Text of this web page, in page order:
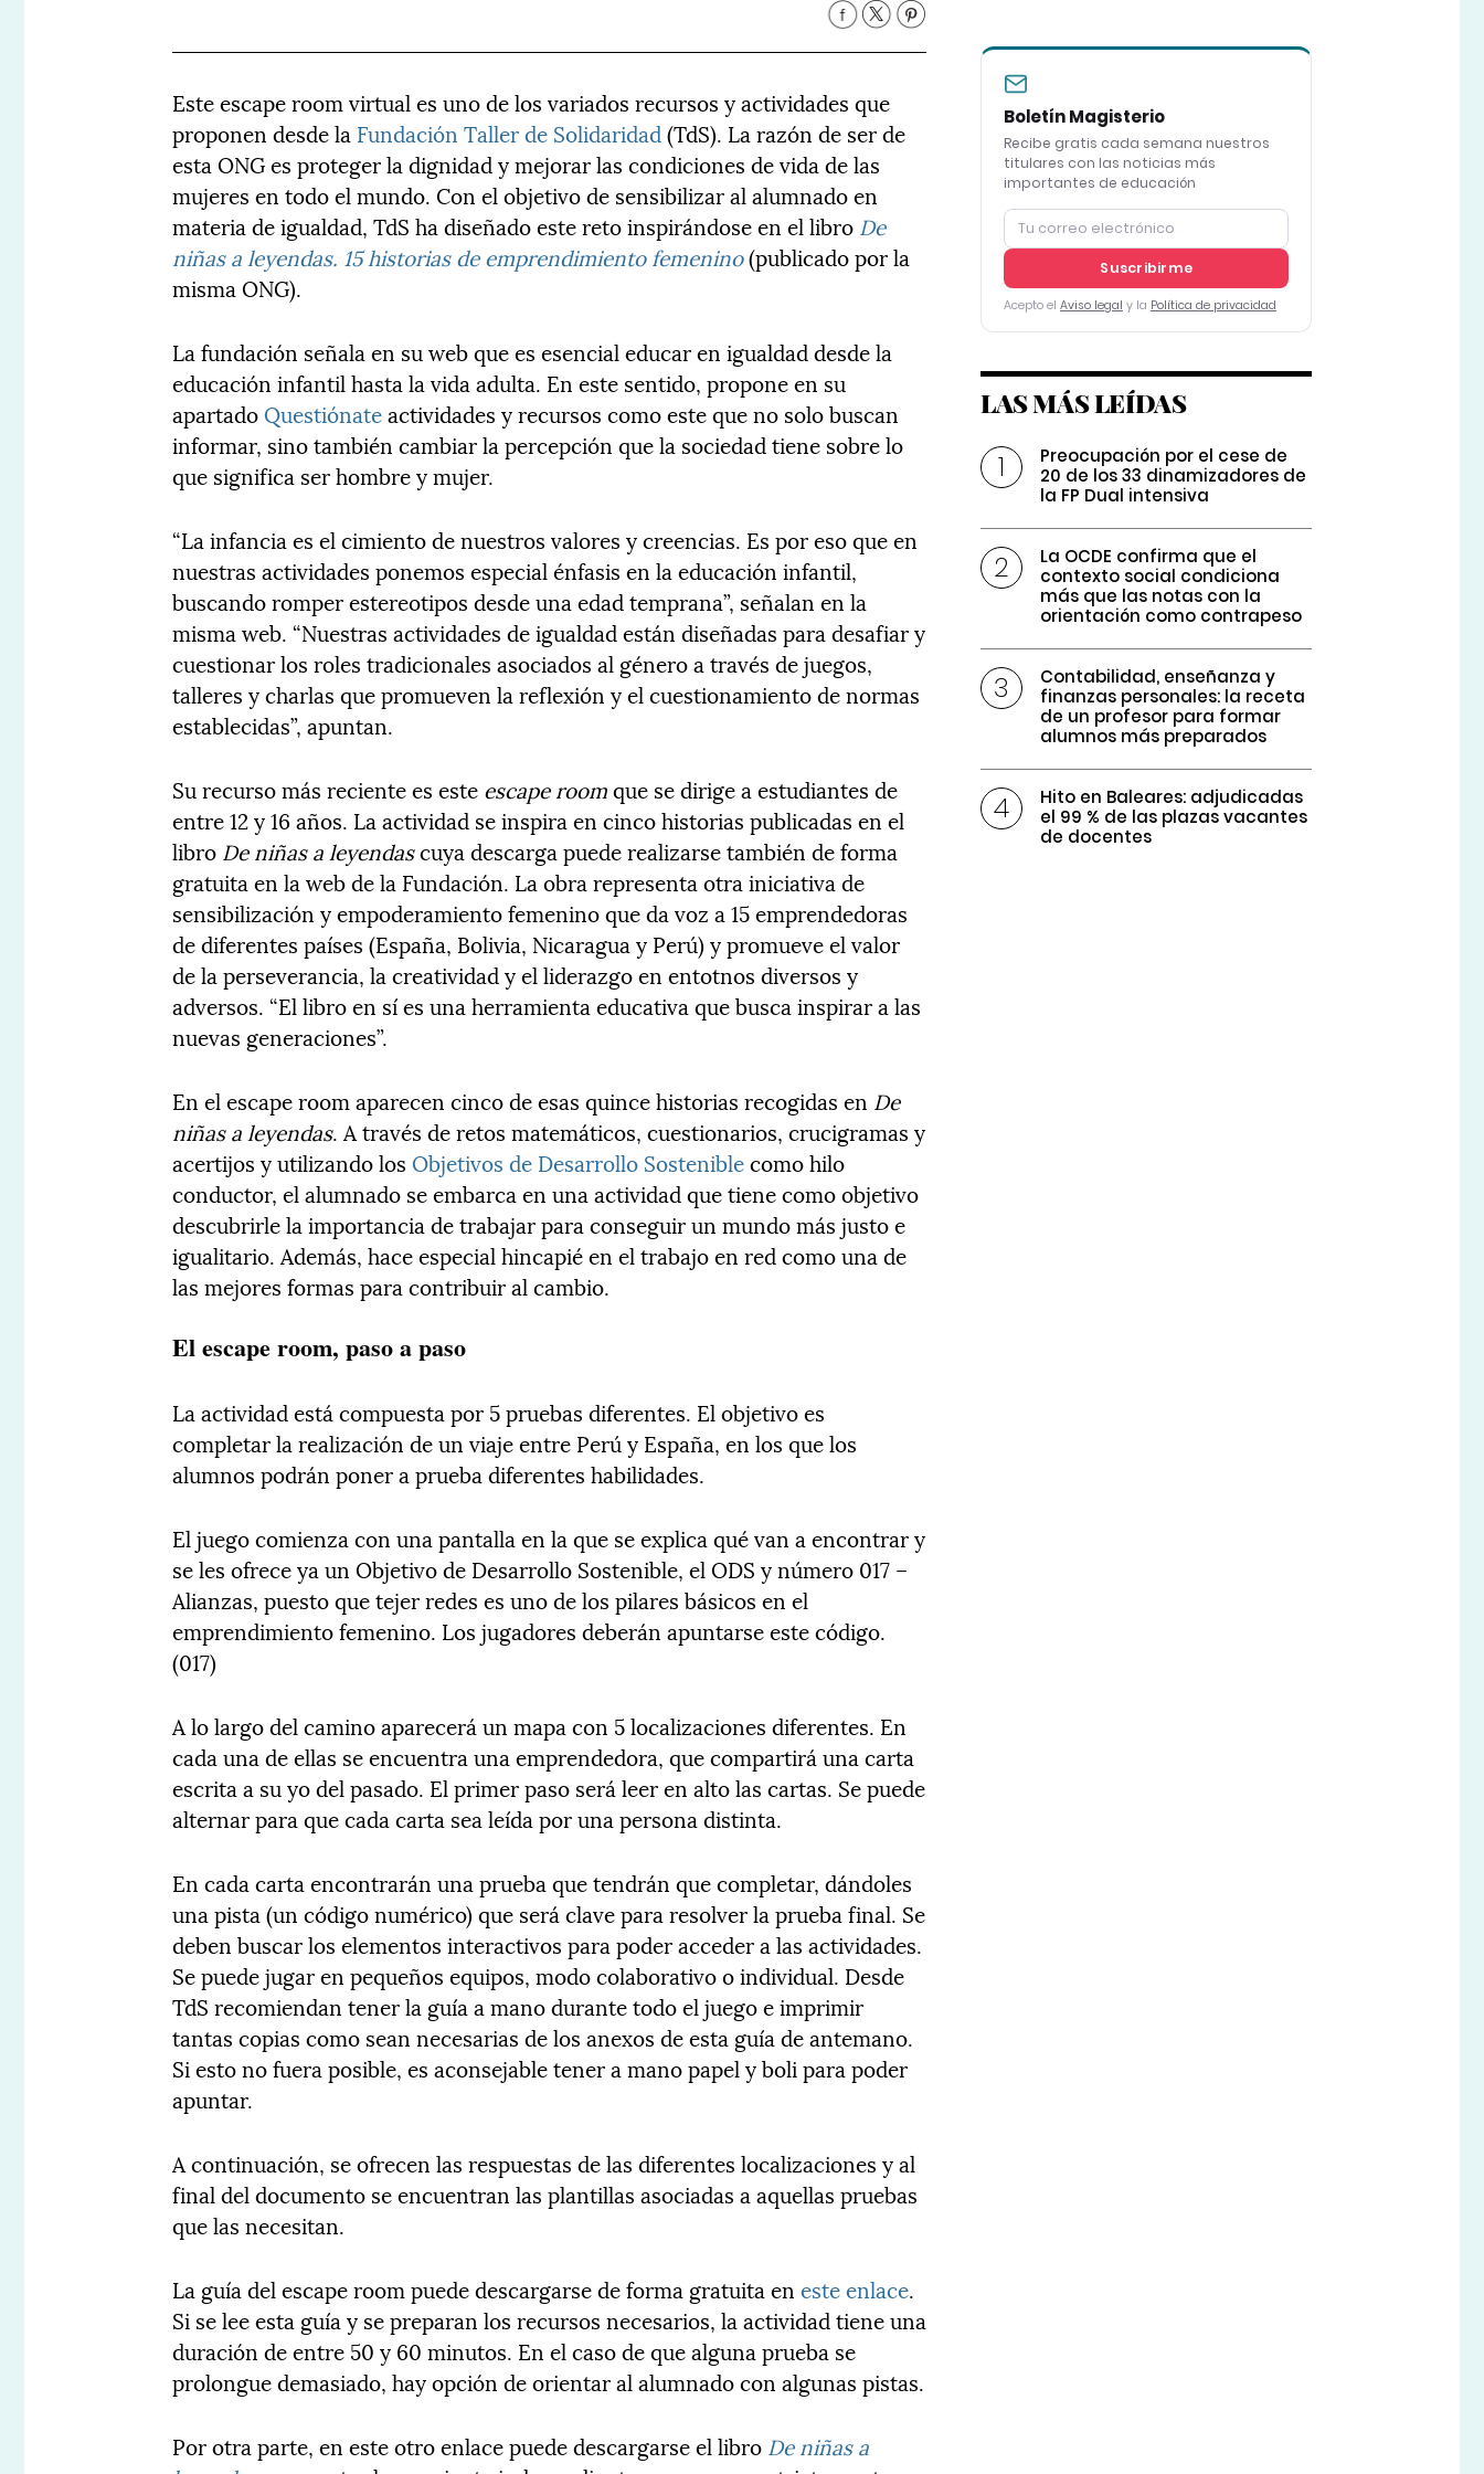
Este escape room virtual es uno de los variados recursos y actividades que
proponen desde la Fundación Taller de Solidaridad(TdS). La razón de ser de
esta ONG es proteger la dignidad y mejorar las condiciones de vida de las
mujeres en todo el mundo. Con el objetivo de sensibilizar al alumnado en
materia de igualdad, TdS ha diseñado este reto inspirándose en el libro De
niñas a leyendas. 15 historias de emprendimiento femenino(publicado por la
misma ONG).
La fundación señala en su web que es esencial educar en igualdad desde la
educación infantil hasta la vida adulta. En este sentido, propone en su
apartado Questiónateactividades y recursos como este que no solo buscan
informar, sino también cambiar la percepción que la sociedad tiene sobre lo
que significa ser hombre y mujer.
“La infancia es el cimiento de nuestros valores y creencias. Es por eso que en
nuestras actividades ponemos especial énfasis en la educación infantil,
buscando romper estereotipos desde una edad temprana”, señalan en la
misma web. “Nuestras actividades de igualdad están diseñadas para desafiar y
cuestionar los roles tradicionales asociados al género a través de juegos,
talleres y charlas que promueven la reflexión y el cuestionamiento de normas
establecidas”, apuntan.
Su recurso más reciente es este escape roomque se dirige a estudiantes de
entre 12 y 16 años. La actividad se inspira en cinco historias publicadas en el
libro De niñas a leyendascuya descarga puede realizarse también de forma
gratuita en la web de la Fundación. La obra representa otra iniciativa de
sensibilización y empoderamiento femenino que da voz a 15 emprendedoras
de diferentes países (España, Bolivia, Nicaragua y Perú) y promueve el valor
de la perseverancia, la creatividad y el liderazgo en entotnos diversos y
adversos. “El libro en sí es una herramienta educativa que busca inspirar a las
nuevas generaciones”.
En el escape room aparecen cinco de esas quince historias recogidas en De
niñas a leyendas. A través de retos matemáticos, cuestionarios, crucigramas y
acertijos y utilizando los Objetivos de Desarrollo Sosteniblecomo hilo
conductor, el alumnado se embarca en una actividad que tiene como objetivo
descubrirle la importancia de trabajar para conseguir un mundo más justo e
igualitario. Además, hace especial hincapié en el trabajo en red como una de
las mejores formas para contribuir al cambio.
El escape room, paso a paso
La actividad está compuesta por 5 pruebas diferentes. El objetivo es
completar la realización de un viaje entre Perú y España, en los que los
alumnos podrán poner a prueba diferentes habilidades.
El juego comienza con una pantalla en la que se explica qué van a encontrar y
se les ofrece ya un Objetivo de Desarrollo Sostenible, el ODS y número 017 –
Alianzas, puesto que tejer redes es uno de los pilares básicos en el
emprendimiento femenino. Los jugadores deberán apuntarse este código.
(017)
A lo largo del camino aparecerá un mapa con 5 localizaciones diferentes. En
cada una de ellas se encuentra una emprendedora, que compartirá una carta
escrita a su yo del pasado. El primer paso será leer en alto las cartas. Se puede
alternar para que cada carta sea leída por una persona distinta.
En cada carta encontrarán una prueba que tendrán que completar, dándoles
una pista (un código numérico) que será clave para resolver la prueba final. Se
deben buscar los elementos interactivos para poder acceder a las actividades.
Se puede jugar en pequeños equipos, modo colaborativo o individual. Desde
TdS recomiendan tener la guía a mano durante todo el juego e imprimir
tantas copias como sean necesarias de los anexos de esta guía de antemano.
Si esto no fuera posible, es aconsejable tener a mano papel y boli para poder
apuntar.
A continuación, se ofrecen las respuestas de las diferentes localizaciones y al
final del documento se encuentran las plantillas asociadas a aquellas pruebas
que las necesitan.
La guía del escape room puede descargarse de forma gratuita eneste enlace.
Si se lee esta guía y se preparan los recursos necesarios, la actividad tiene una
duración de entre 50 y 60 minutos. En el caso de que alguna prueba se
prolongue demasiado, hay opción de orientar al alumnado con algunas pistas.
Por otra parte, en este otro enlace puede descargarse el libro De niñas a
Boletín Magisterio
Recibe gratis cada semana nuestros
titulares con las noticias más
importantes de educación
Suscribirme
Acepto el Aviso legal y la Política de privacidad
LAS MÁS LEÍDAS
Preocupación por el cese de
20 de los 33 dinamizadores de
la FP Dual intensiva
La OCDE confirma que el
contexto social condiciona
más que las notas con la
orientación como contrapeso
Contabilidad, enseñanza y
finanzas personales: la receta
de un profesor para formar
alumnos más preparados
Hito en Baleares: adjudicadas
el 99 % de las plazas vacantes
de docentes